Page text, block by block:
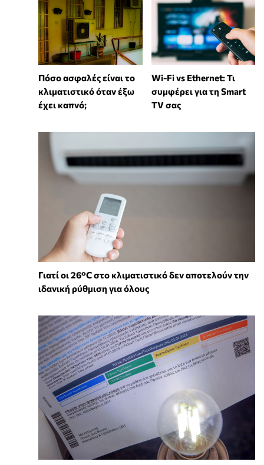
Πόσο ασφαλές είναι το
κλιματιστικό όταν έξω
έχει καπνό;
Wi-Fi vs Ethernet: Τι
συμφέρει για τη Smart
TV σας
Γιατί οι 26°C στο κλιματιστικό δεν αποτελούν την
ιδανική ρύθμιση για όλους